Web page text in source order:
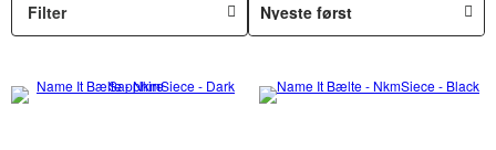
Filter